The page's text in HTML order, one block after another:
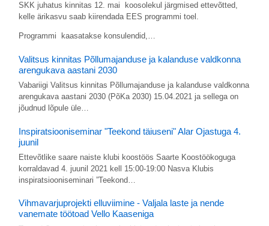
SKK juhatus kinnitas 12. mai koosolekul järgmised ettevõtted,
kelle ärikasvu saab kiirendada EES programmi toel.
Programmi kaasatakse konsulendid,…
Valitsus kinnitas Põllumajanduse ja kalanduse valdkonna
arengukava aastani 2030
Vabariigi Valitsus kinnitas Põllumajanduse ja kalanduse valdkonna
arengukava aastani 2030 (PõKa 2030) 15.04.2021 ja sellega on
jõudnud lõpule üle…
Inspiratsiooniseminar "Teekond täiuseni" Alar Ojastuga 4.
juunil
Ettevõtlike saare naiste klubi koostöös Saarte Koostöökoguga
korraldavad 4. juunil 2021 kell 15:00-19:00 Nasva Klubis
inspiratsiooniseminari ”Teekond…
Vihmavarjuprojekti elluviimine - Valjala laste ja nende
vanemate töötoad Vello Kaaseniga